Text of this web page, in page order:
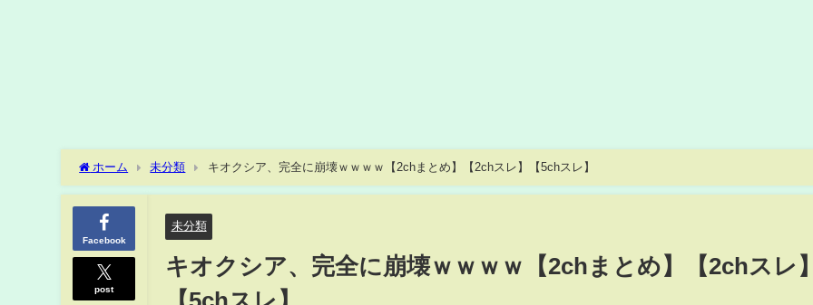
ホーム 未分類 キオクシア、完全に崩壊ｗｗｗｗ【2chまとめ】【2chスレ】【5chスレ】
Facebook
post
未分類
キオクシア、完全に崩壊ｗｗｗｗ【2chまとめ】【2chスレ